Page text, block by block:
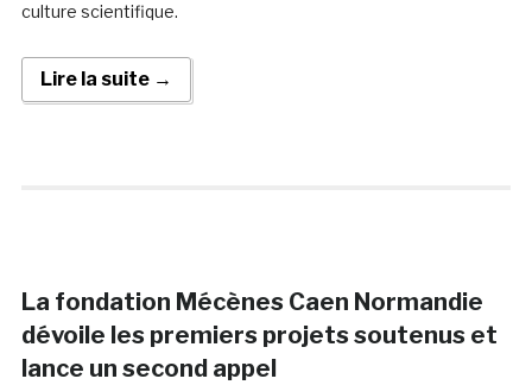
culture scientifique.
Lire la suite →
La fondation Mécènes Caen Normandie
dévoile les premiers projets soutenus et
lance un second appel